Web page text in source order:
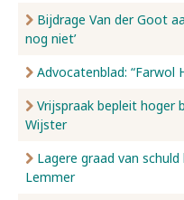
Bijdrage Van der Goot
nog niet’
Advocatenblad: “Farwol
Vrijspraak bepleit hoger
Wijster
Lagere graad van
Lemmer